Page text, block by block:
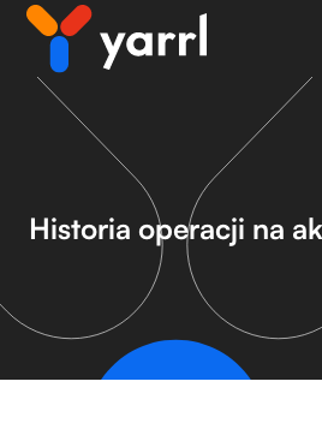
Historia operacji na